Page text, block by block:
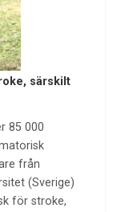
särskilt
85 000
från
(Sverige)
för stroke,